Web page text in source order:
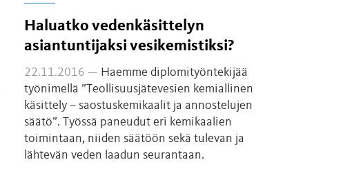
Haluatko vedenkäsittelyn
asiantuntijaksi vesikemistiksi?
22.11.2016 — Haemme diplomityöntekijää
työnimellä ”Teollisuusjätevesien kemiallinen
käsittely – saostuskemikaalit ja annostelujen
säätö”. Työssä paneudut eri kemikaalien
toimintaan, niiden säätöön sekä tulevan ja
lähtevän veden laadun seurantaan.